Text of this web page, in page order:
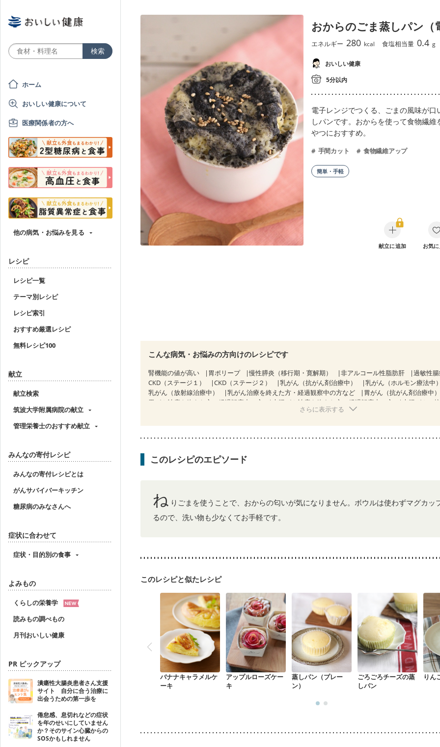
ホーム
おいしい健康について
医療関係者の方へ
他の病気・お悩みを見る
レシピ
レシピ一覧
テーマ別レシピ
レシピ索引
おすすめ厳選レシピ
無料レシピ100
献立
献立検索
筑波大学附属病院の献立
管理栄養士のおすすめ献立
みんなの寄付レシピ
みんなの寄付レシピとは
がんサバイバーキッチン
糖尿病のみなさんへ
症状に合わせて
症状・目的別の食事
よみもの
くらしの栄養学
読みもの調べもの
月刊おいしい健康
PR ピックアップ
潰瘍性大腸炎患者さん支援
サイト 自分に合う治療に
出会うための第一歩を
倦怠感、息切れなどの症状
を年のせいにしていません
か？そのサイン心臓からの
SOSかもしれません
おからのごま蒸しパン（
エネルギー 280 kcal 食塩相当量 0.4 g
おいしい健康
5分以内
電子レンジでつくる、ごまの風味が口
しパンです。おからを使って食物繊維
やつにおすすめ。
手間カット 食物繊維アップ
簡単・手軽
献立に追加 お気
こんな病気・お悩みの方向けのレシピです
腎機能の値が高い 胃ポリープ 慢性膵炎（移行期・寛解期） 非アルコール性脂肪肝
過敏性腸
CKD（ステージ１）
CKD（ステージ２） 乳がん（抗がん剤治療中）
乳がん（ホルモン療法中）
乳がん（放射線治療中）
乳がん治療を終えた方・経過観察中の方など
胃がん（抗がん剤治療中）
胃がん治療を終えた方・経過観察中の方
大腸がん治療を終えた方・経過観察中の方
大腸がん（
妊娠中(初期)
妊婦健診・体重増加が気になる（初期）
さらに表示する
このレシピのエピソード
ね りごまを使うことで、おからの匂いが気になりません。ボウルは使わずマグカッ
るので、洗い物も少なくてお手軽です。
このレシピと似たレシピ
バナナキャラメルケ
ーキ
アップルローズケー
キ
蒸しパン（プレー
ン）
ごろごろチーズの蒸
しパン
りん